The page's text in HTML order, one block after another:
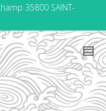
35800 SAINT-